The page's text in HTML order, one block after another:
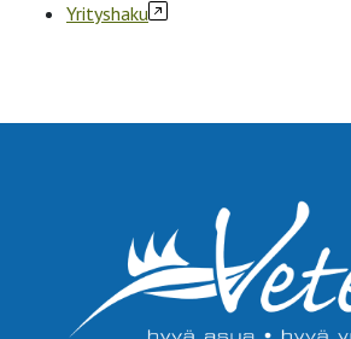
Yrityshaku